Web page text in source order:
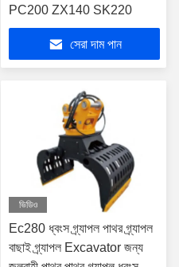
PC200 ZX140 SK220
সেরা দাম পান
ভিডিও
Ec280 ধ্বংস গ্র্যাপল পাথর গ্র্যাপল
বাছাই গ্র্যাপল Excavator জন্য